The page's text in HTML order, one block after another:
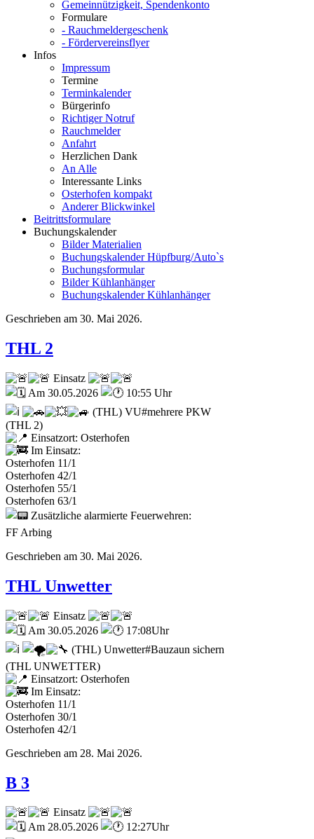
Gemeinnützigkeit, Spendenkonto
Formulare
- Rauchmeldergeschenk
- Fördervereinsflyer
Infos
Impressum
Termine
Terminkalender
Bürgerinfo
Richtiger Notruf
Rauchmelder
Anfahrt
Herzlichen Dank
An Alle
Interessante Links
Osterhofen kompakt
Anderer Blickwinkel
Beitrittsformulare
Buchungskalender
Bilder Materialien
Buchungskalender Hüpfburg/Auto`s
Buchungsformular
Bilder Kühlanhänger
Buchungskalender Kühlanhänger
Geschrieben am 30. Mai 2026.
THL 2
Einsatz
Am 30.05.2026
10:55 Uhr
(THL) VU#mehrere PKW
(THL 2)
Einsatzort: Osterhofen
Im Einsatz:
Osterhofen 11/1
Osterhofen 42/1
Osterhofen 55/1
Osterhofen 63/1
Zusätzliche alarmierte Feuerwehren:
FF Arbing
Geschrieben am 30. Mai 2026.
THL Unwetter
Einsatz
Am 30.05.2026
17:08Uhr
(THL) Unwetter#Bauzaun sichern
(THL UNWETTER)
Einsatzort: Osterhofen
Im Einsatz:
Osterhofen 11/1
Osterhofen 30/1
Osterhofen 42/1
Geschrieben am 28. Mai 2026.
B 3
Einsatz
Am 28.05.2026
12:27Uhr